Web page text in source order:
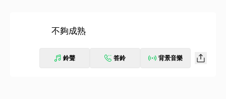
不夠成熟
鈴聲 答鈴 背景音樂